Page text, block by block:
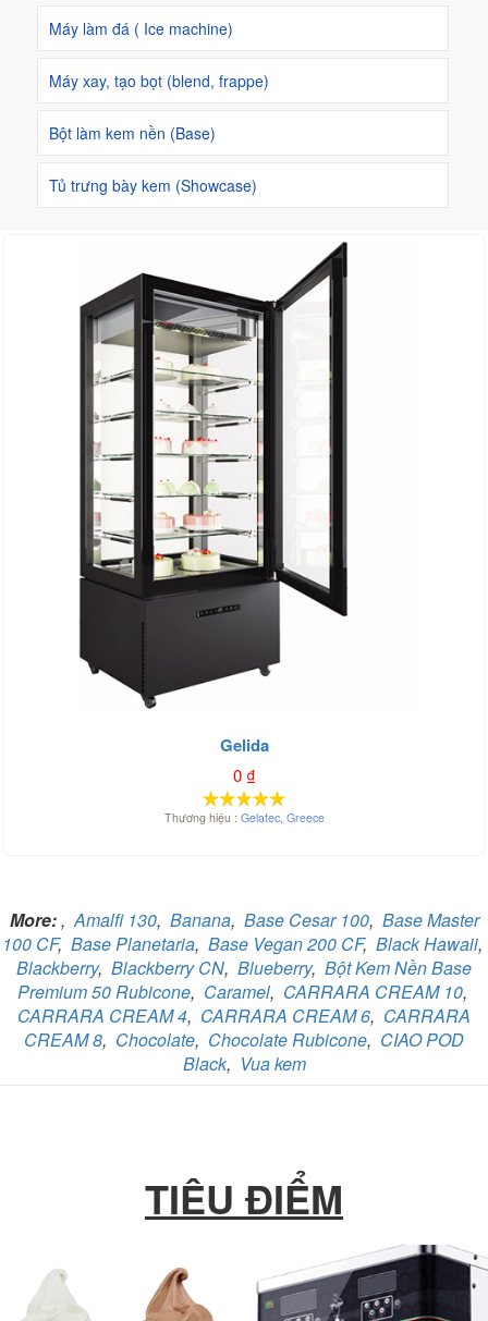
Máy làm đá ( Ice machine)
Máy xay, tạo bọt (blend, frappe)
Bột làm kem nền (Base)
Tủ trưng bày kem (Showcase)
Gelida
0₫
Thương hiệu : Gelatec, Greece
More:,Amalfi 130, Banana, Base Cesar 100, Base Master
100 CF, Base Planetaria, Base Vegan 200 CF, Black Hawaii,
Blackberry, Blackberry CN, Blueberry, Bột Kem Nền Base
Premium 50 Rubicone, Caramel, CARRARA CREAM 10,
CARRARA CREAM 4, CARRARA CREAM 6, CARRARA
CREAM 8, Chocolate, Chocolate Rubicone, CIAO POD
Black, Vua kem
TIÊU ĐIỂM